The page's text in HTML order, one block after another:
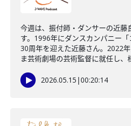
今週は、振付師・ダンサーの近藤
す。1996年にダンスカンパニー
30周年を迎えた近藤さん。2022
ま芸術劇場の芸術監督に就任し、
2026.05.15 |00:20:14